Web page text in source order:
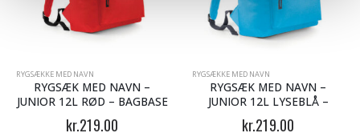
MED NAVN
RYGSÆKKE MED NAVN
RYGSÆK MED NAVN –
JUNIOR 12L RØD – BAGBASE
kr.219.00
RYGSÆKKE MED NAVN
RYGSÆK MED NAVN –
JUNIOR 12L LYSEBLÅ –
BAGBASE
kr.219.00